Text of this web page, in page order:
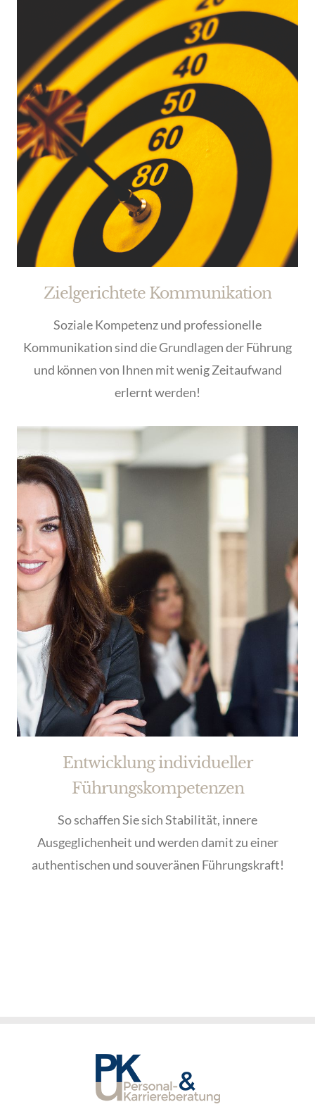
Zielgerichtete Kommunikation
Soziale Kompetenz und professionelle
Kommunikation sind die Grundlagen der Führung
und können von Ihnen mit wenig Zeitaufwand
erlernt werden!
Entwicklung individueller
Führungskompetenzen
So schaffen Sie sich Stabilität, innere
Ausgeglichenheit und werden damit zu einer
authentischen und souveränen Führungskraft!